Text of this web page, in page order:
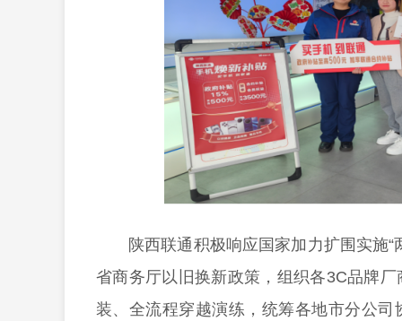
陕西联通积极响应国家加力扩围实施
省商务厅以旧换新政策，组织各3C品牌
装、全流程穿越演练，统筹各地市分公